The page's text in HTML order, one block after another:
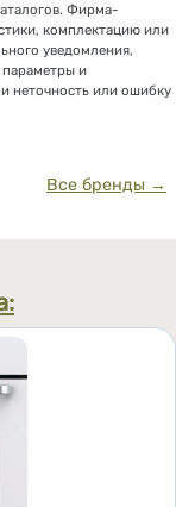
Фирма-
комплектацию или
уведомления,
и
неточность или ошибку
Все бренды →